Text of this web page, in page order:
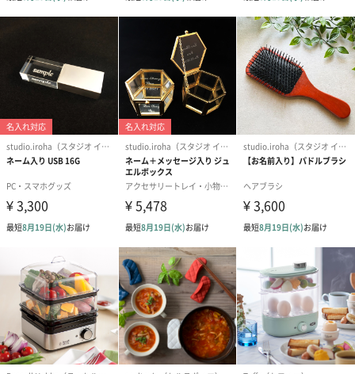
商品パッケー
ジサイズ
長さ90mm×幅70mm×高さ30mm
ジ総重量
製造国
中国
ステンレス
金属材質
ステンレス
パッケージ内
説明書
商品オプション情報
紙袋